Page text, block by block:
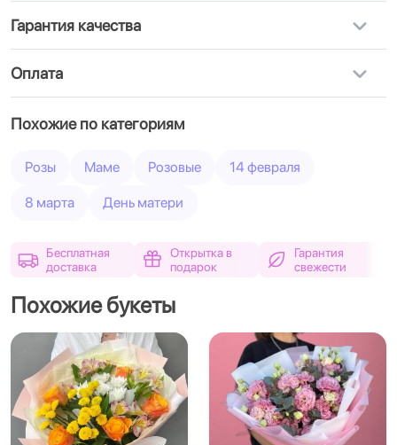
Гарантия качества
Оплата
Похожие по категориям
Розы Маме Розовые 14 февраля
8 марта День матери
Бесплатная
доставка
Открытка в
подарок
Гарантия
свежести
Похожие букеты